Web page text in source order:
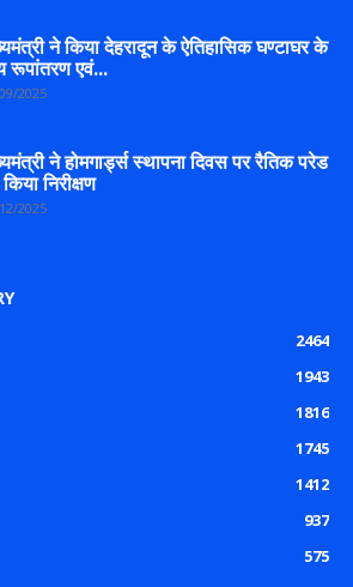
ने किया देहरादून के ऐतिहासिक घण्टाघर के
रूपांतरण एवं...
2025
ने होमगार्ड्स स्थापना दिवस पर रैतिक परेड
निरीक्षण
2025
2464
1943
1816
1745
1412
937
575